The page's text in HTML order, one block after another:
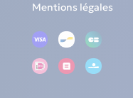
Mentions légales